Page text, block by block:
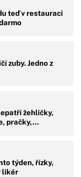
teď v restauraci
zuby. Jedno z
žehličky,
pračky,…
týden, řízky,
likér